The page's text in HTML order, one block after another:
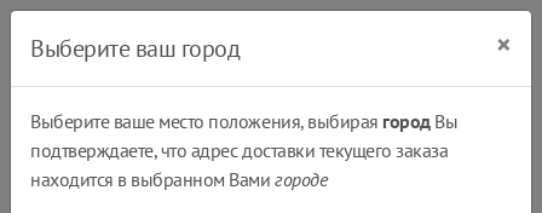
Выберите ваш город ×
Выберите ваше место положения, выбирая городВы
подтверждаете, что адрес доставки текущего заказа
находится в выбранном Вамигороде